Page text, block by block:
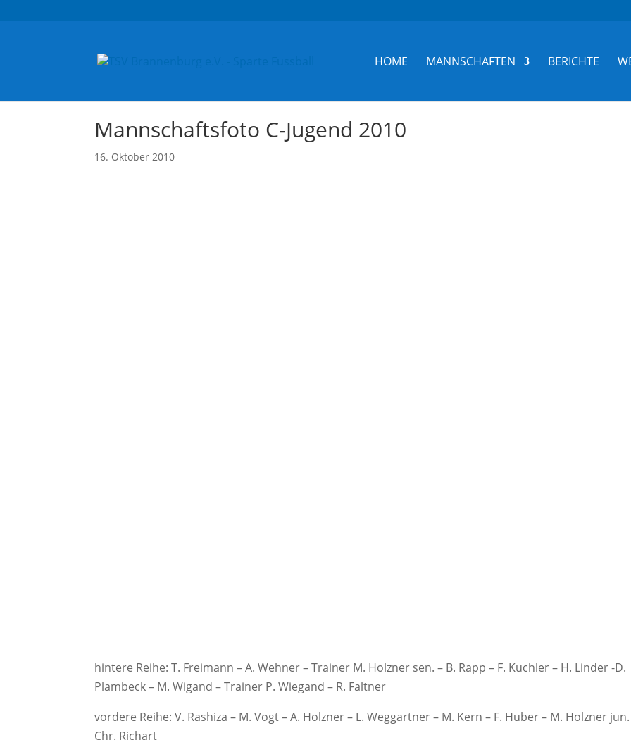
HOME MANNSCHAFTEN BERICHTE
Mannschaftsfoto C-Jugend 2010
16. Oktober 2010
hintere Reihe: T. Freimann – A. Wehner – Trainer M. Holzner sen. – B. Rapp – F. Kuchler – H. Linder -D.
Plambeck – M. Wigand – Trainer P. Wiegand – R. Faltner
vordere Reihe: V. Rashiza – M. Vogt – A. Holzner – L. Weggartner – M. Kern – F. Huber – M. Holzner
Chr. Richart